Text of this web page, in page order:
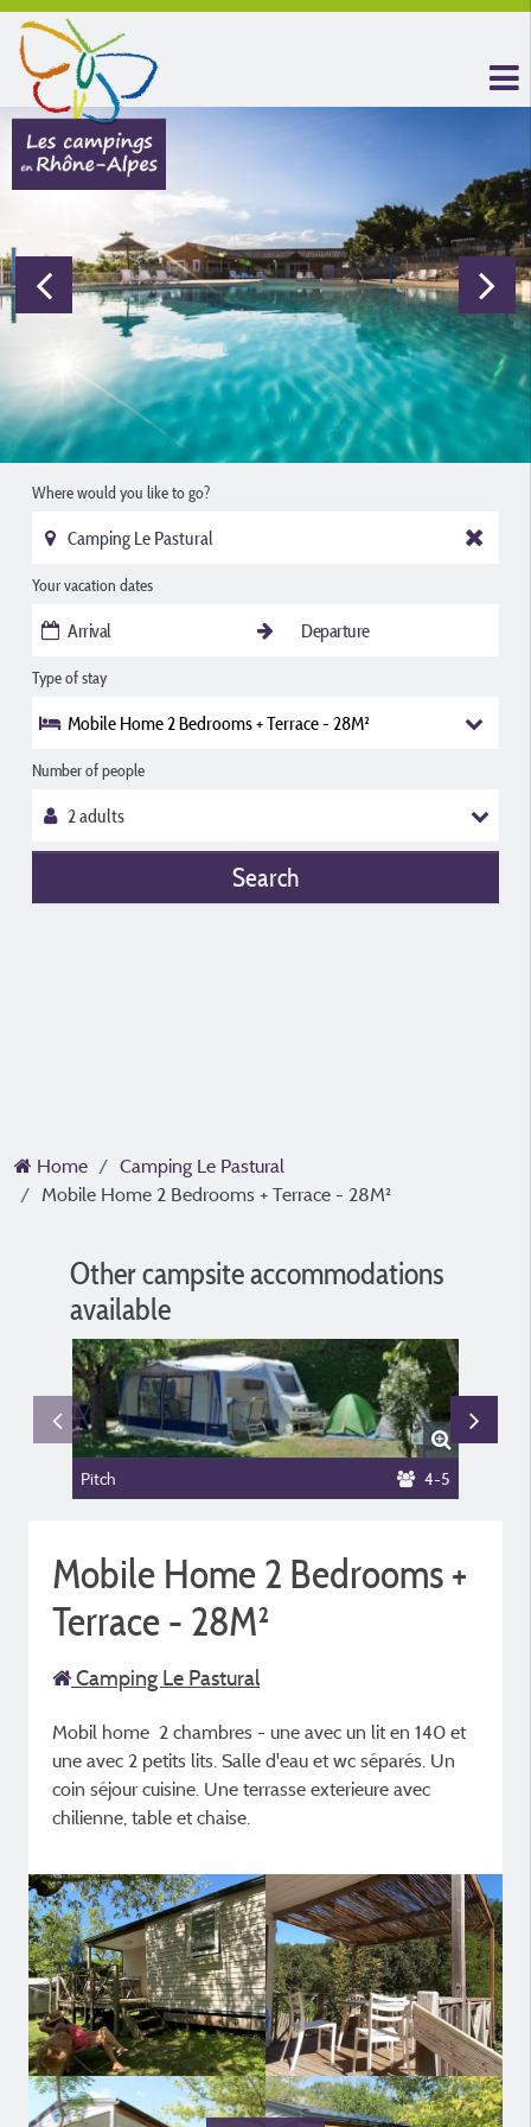
Where would you like to go?
Your vacation dates
Type of stay
Mobile Home 2 Bedrooms + Terrace - 28M²
Number of people
Search
Home
Camping Le Pastural
Mobile Home 2 Bedrooms + Terrace - 28M²
Other campsite accommodations
available
Pitch 4-5
Mobile Home 2 Bedrooms +
Terrace - 28M²
Camping Le Pastural
Mobil home 2 chambres - une avec un lit en 140 et
une avec 2 petits lits. Salle d'eau et wc séparés. Un
coin séjour cuisine. Une terrasse exterieure avec
chilienne, table et chaise.